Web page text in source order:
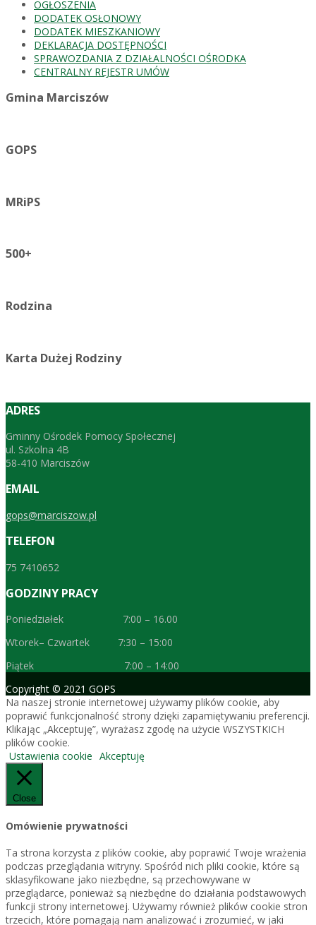
OGŁOSZENIA
DODATEK OSŁONOWY
DODATEK MIESZKANIOWY
DEKLARACJA DOSTĘPNOŚCI
SPRAWOZDANIA Z DZIAŁALNOŚCI OŚRODKA
CENTRALNY REJESTR UMÓW
Gmina Marciszów
GOPS
MRiPS
500+
Rodzina
Karta Dużej Rodziny
ADRES
Gminny Ośrodek Pomocy Społecznej
ul. Szkolna 4B
58-410 Marciszów
EMAIL
gops@marciszow.pl
TELEFON
75 7410652
GODZINY PRACY
Poniedziałek 7:00 – 16.00
Wtorek– Czwartek 7:30 – 15:00
Piątek 7:00 – 14:00
Copyright © 2021 GOPS
Na naszej stronie internetowej używamy plików cookie, aby
poprawić funkcjonalność strony dzięki zapamiętywaniu preferencji.
Klikając „Akceptuję”, wyrażasz zgodę na użycie WSZYSTKICH
plików cookie.
Ustawienia cookie Akceptuję
Close
Omówienie prywatności
Ta strona korzysta z plików cookie, aby poprawić Twoje wrażenia
podczas przeglądania witryny. Spośród nich pliki cookie, które są
sklasyfikowane jako niezbędne, są przechowywane w
przeglądarce, ponieważ są niezbędne do działania podstawowych
funkcji strony internetowej. Używamy również plików cookie stron
trzecich, które pomagają nam analizować i zrozumieć, w jaki